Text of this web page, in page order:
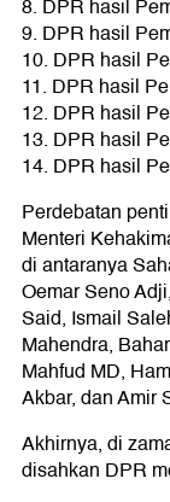
8. DPR hasil
9. DPR hasil
10. DPR hasil
11. DPR hasil
12. DPR hasil
13. DPR hasil
14. DPR hasil
Perdebatan
Menteri
di antaranya
Oemar Seno
Said, Ismail
Mahendra,
Mahfud MD,
Akbar, dan Amir
Akhirnya, di
disahkan DPR